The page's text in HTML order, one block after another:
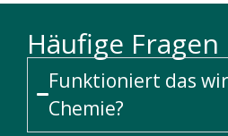
Häufige Fragen
Funktioniert das
Chemie?